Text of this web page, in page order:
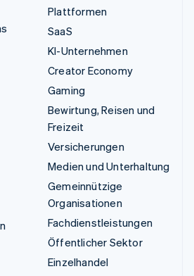
Plattformen
SaaS
KI-Unternehmen
Creator Economy
Gaming
Bewirtung, Reisen und
Freizeit
Versicherungen
Medien und Unterhaltung
Gemeinnützige
Organisationen
Fachdienstleistungen
Öffentlicher Sektor
Einzelhandel